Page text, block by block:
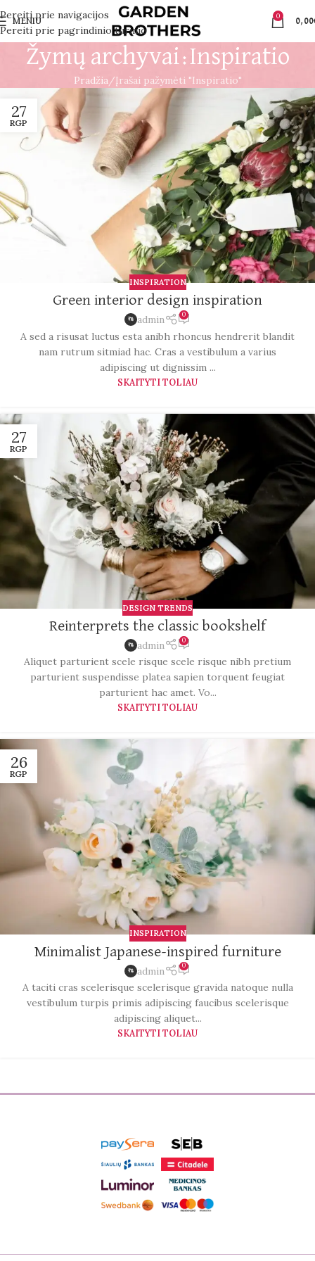
Pereiti prie navigacijos
Pereiti prie pagrindinio turinio
MENIU
0
0,00
Žymų archyvai:Inspiratio
Pradžia Įrašai pažymėti "Inspiratio"
27
RGP
INSPIRATION
Green interior design inspiration
admin 0
A sed a risusat luctus esta anibh rhoncus hendrerit blandit
nam rutrum sitmiad hac. Cras a vestibulum a varius
adipiscing ut dignissim ...
SKAITYTI TOLIAU
27
RGP
DESIGN TRENDS
Reinterprets the classic bookshelf
admin 0
Aliquet parturient scele risque scele risque nibh pretium
parturient suspendisse platea sapien torquent feugiat
parturient hac amet. Vo...
SKAITYTI TOLIAU
26
RGP
INSPIRATION
Minimalist Japanese-inspired furniture
admin 0
A taciti cras scelerisque scelerisque gravida natoque nulla
vestibulum turpis primis adipiscing faucibus scelerisque
adipiscing aliquet...
SKAITYTI TOLIAU